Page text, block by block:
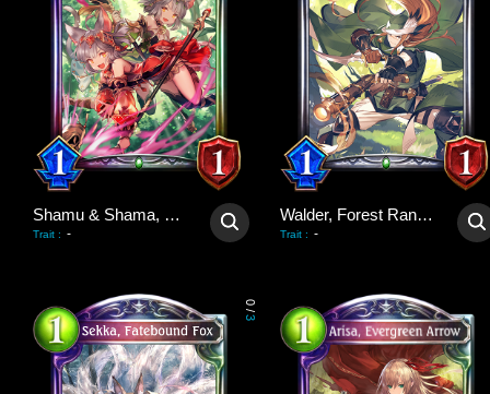
Shamu & Shama, Posh Felines
Trait : -
Walder, Forest Ranger
Trait : -
0
/
3